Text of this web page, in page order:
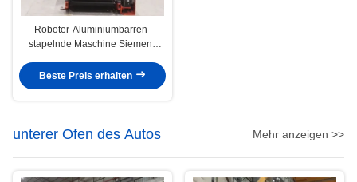
Roboter-Aluminiumbarren-
stapelnde Maschine Siemens
Beste Preis erhalten
unterer Ofen des Autos Mehr anzeigen >>